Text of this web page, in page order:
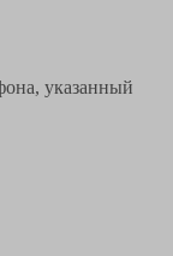
указанный